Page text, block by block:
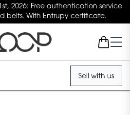
2026: Free authentication service
belts. With Entrupy certificate.
Sell with us